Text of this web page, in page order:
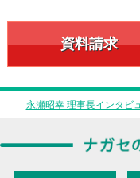
資料請求
永瀬昭幸 理事長インタビ